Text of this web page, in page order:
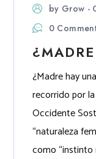
by Grow -
0
¿Madre hay
recorrido por
Occidente
“naturaleza
como “instinto